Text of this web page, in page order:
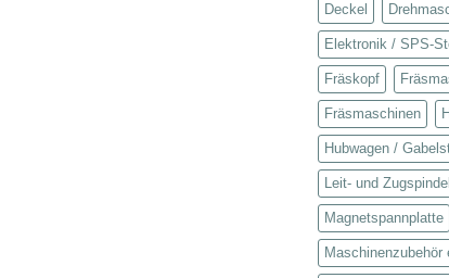
Deckel
Elektronik / SPS-
Fräskopf
Fräsmaschinen
Hubwagen /
Leit- und
Magnetspannplatte
Maschinenzubehör